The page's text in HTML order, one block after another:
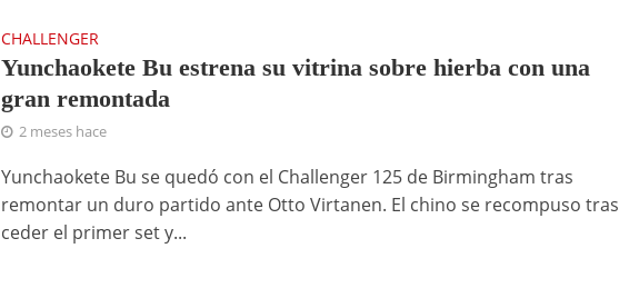
CHALLENGER
Yunchaokete Bu estrena su vitrina sobre hierba con una
gran remontada
2 meses hace
Yunchaokete Bu se quedó con el Challenger 125 de Birmingham tras
remontar un duro partido ante Otto Virtanen. El chino se recompuso tras
ceder el primer set y...